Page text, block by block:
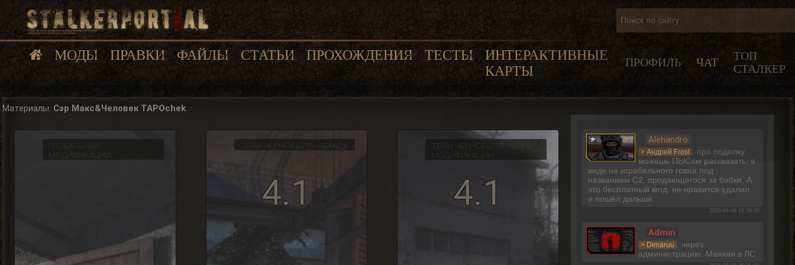
МОДЫ ПРАВКИ ФАЙЛЫ СТАТЬИ ПРОХОЖДЕНИЯ ТЕСТЫ
ИНТЕРАКТИВНЫЕ
КАРТЫ
ПРОФИЛЬ ЧАТ
ТОП
СТАЛКЕР
Материалы: Сэр Макс&Человек TAPOchek
ГЛОБАЛЬНЫЕ
МОДИФИКАЦИИ
ТЕНИ ЧЕРНОБЫЛЯ - REPACK
4.1
ТЕНИ ЧЕРНОБЫЛЯ - МИНИ
МОДИФИКАЦИИ
4.1
Alehandro
> Андрей Frost , про поделку
можешь ПЫСам рассказать, в
виде не играбельного говна под
названием С2, продающегося за бабки. А
это бесплатный мод, не нравится удалил
и пошёл дальше.
2026-08-08 16:58:50
Admin
> Dimaruu , через
администрацию. Маякни в ЛС